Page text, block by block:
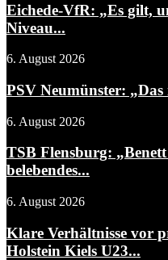
Eichede-VfR: „Es gilt,
Niveau...
6. August 2026
PSV Neumünster: „Das
6. August 2026
TSB Flensburg:
belebendes...
6. August 2026
Klare Verhältnisse vor
Holstein Kiels U23...